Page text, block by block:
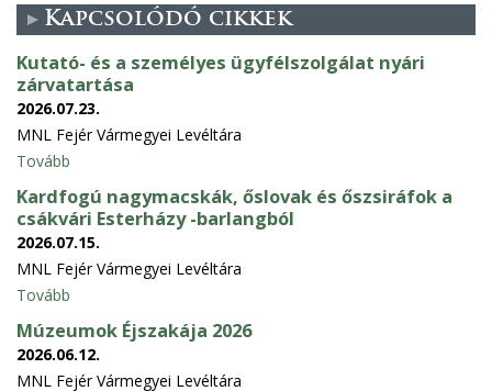
Kapcsolódó cikkek
Kutató- és a személyes ügyfélszolgálat nyári
zárvatartása
2026.07.23.
MNL Fejér Vármegyei Levéltára
Tovább
Kardfogú nagymacskák, őslovak és őszsiráfok a
csákvári Esterházy -barlangból
2026.07.15.
MNL Fejér Vármegyei Levéltára
Tovább
Múzeumok Éjszakája 2026
2026.06.12.
MNL Fejér Vármegyei Levéltára